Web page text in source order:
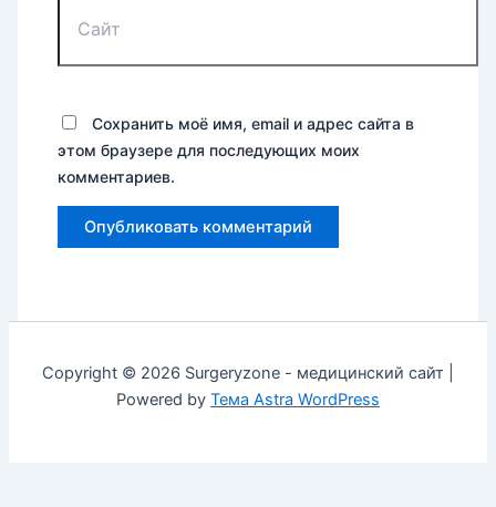
Сохранить моё имя, email и адрес сайта в
этом браузере для последующих моих
комментариев.
Copyright © 2026 Surgeryzone - медицинский сайт |
Powered by Тема Astra WordPress